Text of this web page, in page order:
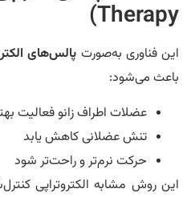
فناوری به‌صورتپالس‌های
می‌شود:
عضلات اطراف زانو فعالیت بهتری
تنش عضلانی کاهش یابد
حرکت نرم‌تر و راحت‌تر شود
روش مشابه الکتروتراپی